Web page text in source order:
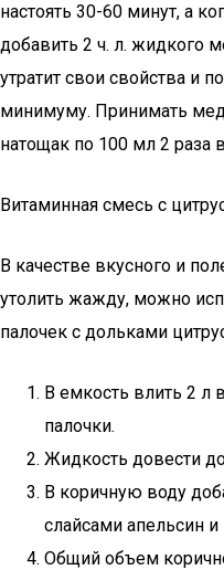
настоять 30-60 минут, а
добавить 2 ч. л. жидкого
утратит свои свойства и
минимуму. Принимать
натощак по 100 мл 2 раза
Витаминная смесь с
В качестве вкусного и
утолить жажду, можно
палочек с дольками
В емкость влить 2 л
палочки.
Жидкость довести
В коричную воду
слайсами апельсин и
Общий объем